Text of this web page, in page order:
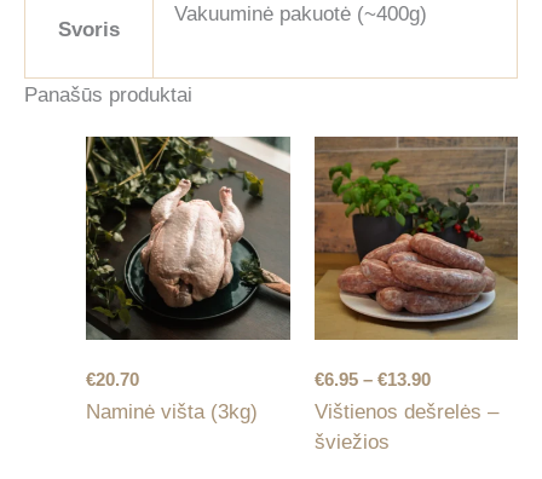
Svoris
Vakuuminė pakuotė (~400g)
Panašūs produktai
€20.70
Naminė višta (3kg)
€6.95 – €13.90Price
€6.95
Vištienos dešrelės –
šviežios